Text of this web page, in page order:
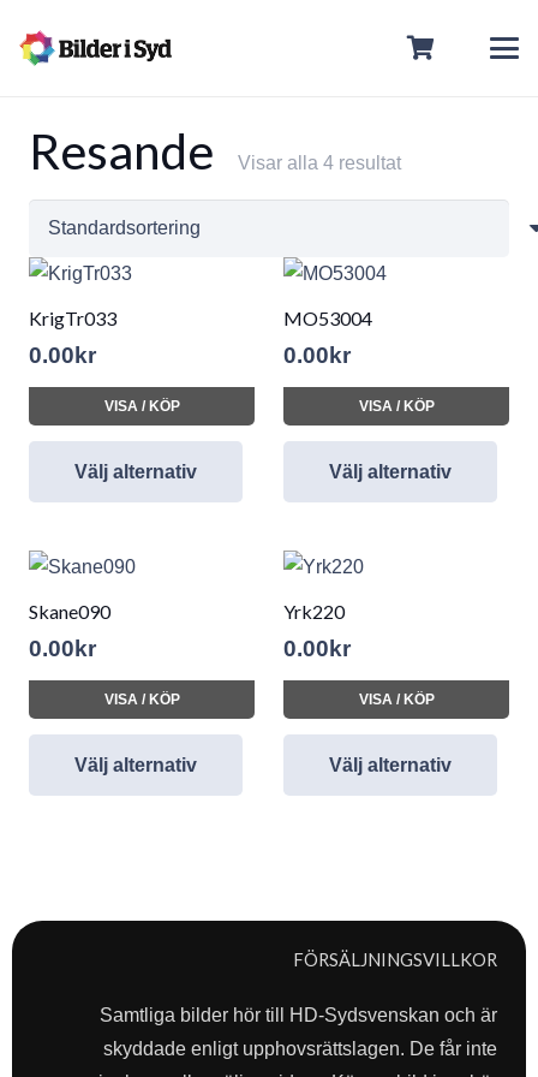
Resande Visar alla 4 resultat
KrigTr033
0.00 kr
VISA / KÖP
Välj alternativ
MO53004
0.00 kr
VISA / KÖP
Välj alternativ
Skane090
0.00 kr
VISA / KÖP
Välj alternativ
Yrk220
0.00 kr
VISA / KÖP
Välj alternativ
FÖRSÄLJNINGSVILLKOR
Samtliga bilder hör till HD-Sydsvenskan och är
skyddade enligt upphovsrättslagen. De får inte